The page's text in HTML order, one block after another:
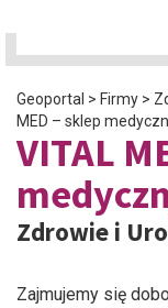
Geoportal > Firmy >
MED – sklep
VITAL
Zdrowie i
Zajmujemy się